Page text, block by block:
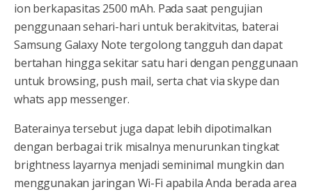
ion berkapasitas 2500 mAh. Pada saat pengujian
penggunaan sehari-hari untuk berakitvitas, baterai
Samsung Galaxy Note tergolong tangguh dan dapat
bertahan hingga sekitar satu hari dengan penggunaan
untuk browsing, push mail, serta chat via skype dan
whats app messenger.
Baterainya tersebut juga dapat lebih dipotimalkan
dengan berbagai trik misalnya menurunkan tingkat
brightness layarnya menjadi seminimal mungkin dan
menggunakan jaringan Wi-Fi apabila Anda berada area